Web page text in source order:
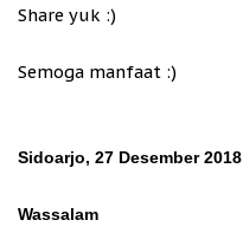
Share yuk :)
Semoga manfaat :)
Sidoarjo, 27 Desember 2018
Wassalam